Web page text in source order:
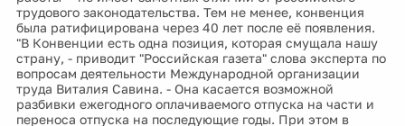
трудового законодательства. Тем не менее, конвенция
была ратифицирована через 40 лет после её появления.
"В Конвенции есть одна позиция, которая смущала нашу
страну, - приводит "Российская газета" слова эксперта по
вопросам деятельности Международной организации
труда Виталия Савина. - Она касается возможной
разбивки ежегодного оплачиваемого отпуска на части и
переноса отпуска на последующие годы. При этом в